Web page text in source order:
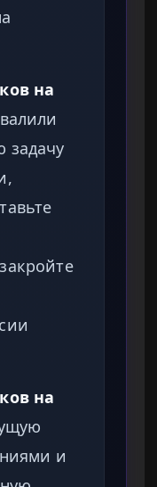
на
задачу
на
и